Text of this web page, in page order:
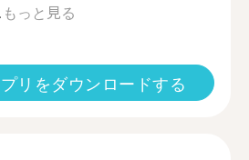
もっと見る
リをダウンロードする